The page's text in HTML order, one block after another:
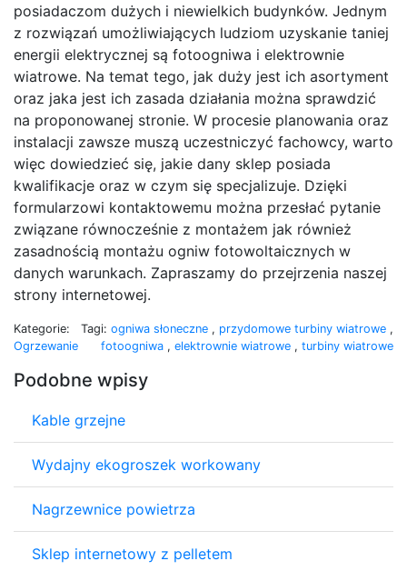
posiadaczom dużych i niewielkich budynków. Jednym
z rozwiązań umożliwiających ludziom uzyskanie taniej
energii elektrycznej są fotoogniwa i elektrownie
wiatrowe. Na temat tego, jak duży jest ich asortyment
oraz jaka jest ich zasada działania można sprawdzić
na proponowanej stronie. W procesie planowania oraz
instalacji zawsze muszą uczestniczyć fachowcy, warto
więc dowiedzieć się, jakie dany sklep posiada
kwalifikacje oraz w czym się specjalizuje. Dzięki
formularzowi kontaktowemu można przesłać pytanie
związane równocześnie z montażem jak również
zasadnością montażu ogniw fotowoltaicznych w
danych warunkach. Zapraszamy do przejrzenia naszej
strony internetowej.
Kategorie:
Ogrzewanie
Tagi: ogniwa słoneczne , przydomowe turbiny wiatrowe ,
fotoogniwa , elektrownie wiatrowe , turbiny wiatrowe
Podobne wpisy
Kable grzejne
Wydajny ekogroszek workowany
Nagrzewnice powietrza
Sklep internetowy z pelletem